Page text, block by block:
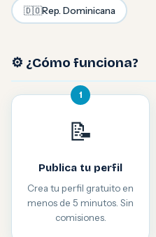
🇩🇴Rep. Dominicana
⚙️ ¿Cómo funciona?
1
📝
Publica tu perfil
Crea tu perfil gratuito en
menos de 5 minutos. Sin
comisiones.